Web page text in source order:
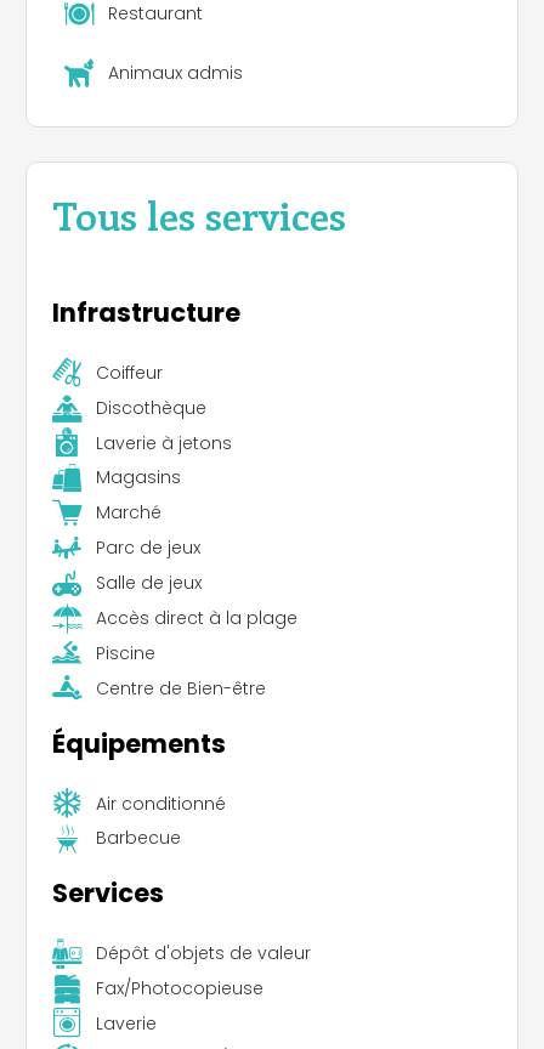
Restaurant
Animaux admis
Tous les services
Infrastructure
Coiffeur
Discothèque
Laverie à jetons
Magasins
Marché
Parc de jeux
Salle de jeux
Accès direct à la plage
Piscine
Centre de Bien-être
Équipements
Air conditionné
Barbecue
Services
Dépôt d'objets de valeur
Fax/Photocopieuse
Laverie